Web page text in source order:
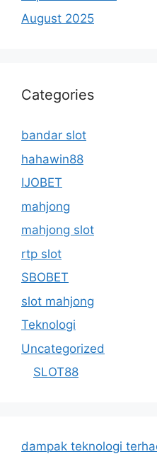
August 2025
Categories
bandar slot
hahawin88
IJOBET
mahjong
mahjong slot
rtp slot
SBOBET
slot mahjong
Teknologi
Uncategorized
SLOT88
dampak teknologi